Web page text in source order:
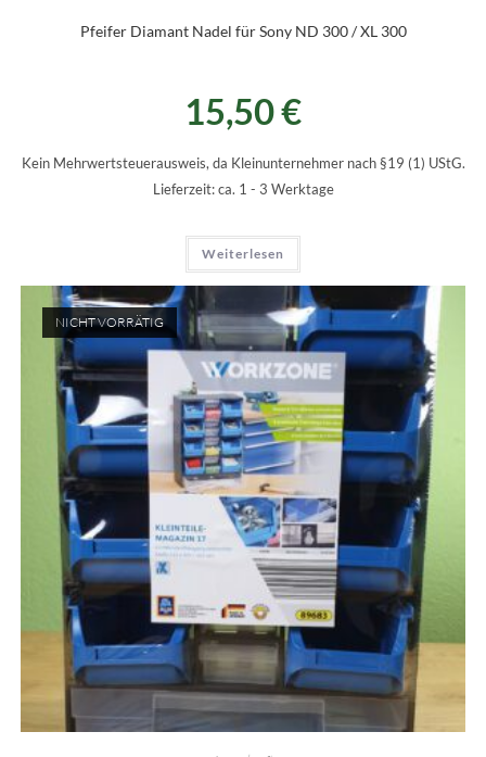
Pfeifer Diamant Nadel für Sony ND 300 / XL 300
15,50€
Kein Mehrwertsteuerausweis, da Kleinunternehmer nach §19 (1) UStG.
Lieferzeit: ca. 1 - 3 Werktage
Weiterlesen
NICHT VORRÄTIG